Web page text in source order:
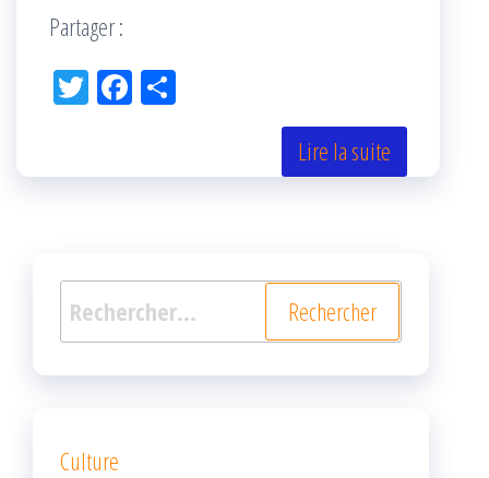
Partager :
Tw Fac
k r
Lire la suite
Rechercher :
Culture